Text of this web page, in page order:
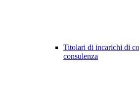
Titolari di incarichi di
consulenza